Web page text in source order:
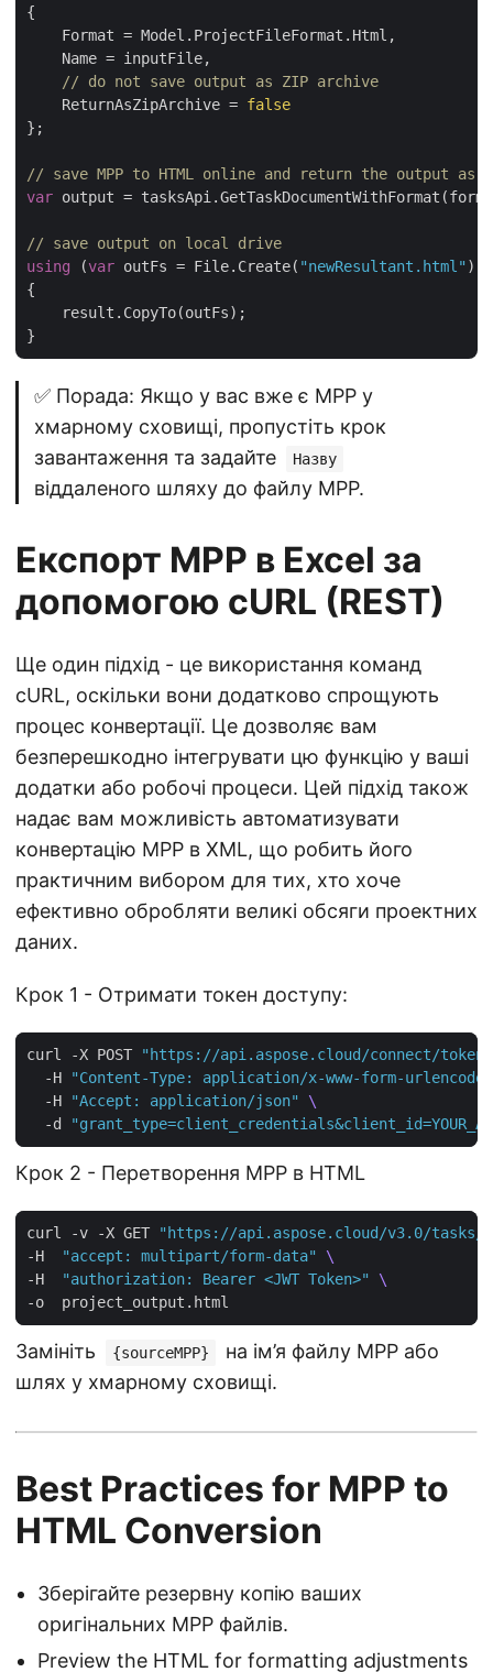
{
    Format = Model.ProjectFileFormat.Html,
    Name = inputFile,
// do not save output as ZIP archive
    ReturnAsZipArchive =
false
};
// save MPP to HTML online and return the output as
var output =
// save output on local drive
using (var outFs = File.Create( "newResultant.html" ))
{
    result.CopyTo(outFs);
✅ Порада: Якщо у вас вже є MPP у
хмарному сховищі, пропустіть крок
завантаження та задайте
Назву
віддаленого шляху до файлу MPP.
Експорт MPP в Excel за
допомогою cURL (REST)
Ще один підхід - це використання команд
cURL, оскільки вони додатково спрощують
процес конвертації. Це дозволяє вам
безперешкодно інтегрувати цю функцію у ваші
додатки або робочі процеси. Цей підхід також
надає вам можливість автоматизувати
конвертацію MPP в XML, що робить його
практичним вибором для тих, хто хоче
ефективно обробляти великі обсяги проектних
даних.
Крок 1 - Отримати токен доступу:
curl -X POST
"https://api.aspose.cloud/connect/token"
  -H
"Content-Type: application/x-www-form-
  -H
"Accept: application/json"
  -d
Крок 2 - Перетворення MPP в HTML
curl -v -X GET
"https://api.aspose.cloud/v3.0/tasks/
-H
"accept: multipart/form-data"
-H
"authorization: Bearer <JWT Token>"
Замініть {sourceMPP}
на ім’я файлу MPP або
шлях у хмарному сховищі.
Best Practices for MPP to
HTML Conversion
Зберігайте резервну копію ваших
оригінальних MPP файлів.
Preview the HTML for formatting adjustments